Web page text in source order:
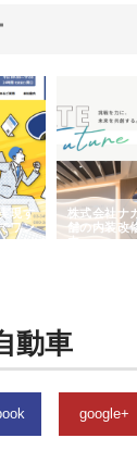
現す
ワン
株式会社ナ
舗の内装改
由
動車
google+